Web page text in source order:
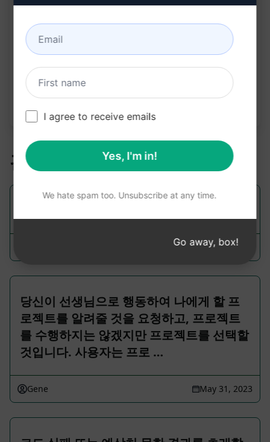
343 0
참고: 앞의 설명은 정확성을 검토하지 않았습니다. 생
성되는 내용을 가장 잘 이해하려면 AIPRM을 무료로
설치하여 프롬프트를 사용해 보는 것이 좋습니다.
관련 프롬프트
May 15, 2023
당신이 선생님으로 행동하여 나에게 할 프
로젝트를 알려줄 것을 요청하고, 프로젝트
를 수행하지는 않겠지만 프로젝트를 선택할
것입니다. 사용자는 프로 …
Gene May 31, 2023
I agree to receive emails
Yes, I'm in!
We hate spam too. Unsubscribe at any time.
Go away, box!